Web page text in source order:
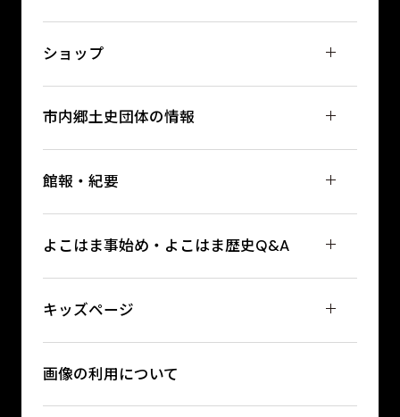
ショップ
市内郷土史団体の情報
館報・紀要
よこはま事始め・よこはま歴史Q&A
キッズページ
画像の利用について